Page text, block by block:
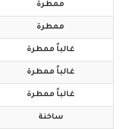
ممطرة
ممطرة
غالباً ممطرة
غالباً ممطرة
غالباً ممطرة
ساخنة